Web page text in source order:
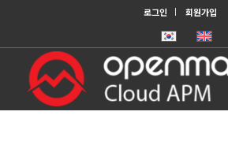
로그인 회원가입